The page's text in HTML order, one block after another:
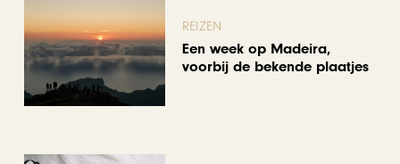
REIZEN
Een week op Madeira,
voorbij de bekende plaatjes